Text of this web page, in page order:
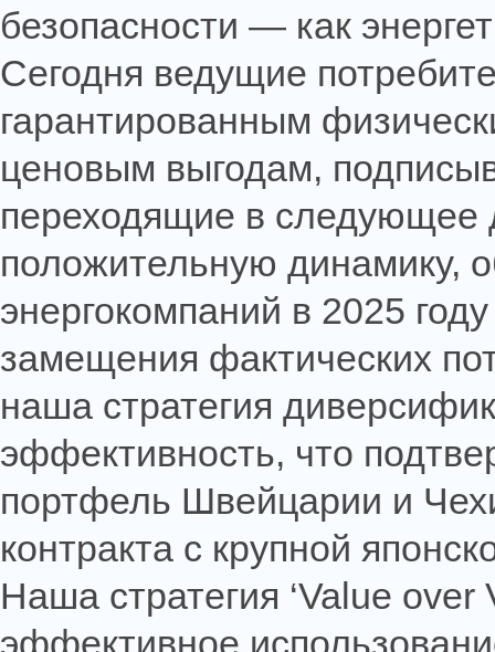
безопасности — как
Сегодня ведущие
гарантированным
ценовым выгодам,
переходящие в следующее
положительную динамику,
энергокомпаний в 2025
замещения фактических
наша стратегия
эффективность, что
портфель Швейцарии и
контракта с крупной
Наша стратегия ‘Value over
эффективное